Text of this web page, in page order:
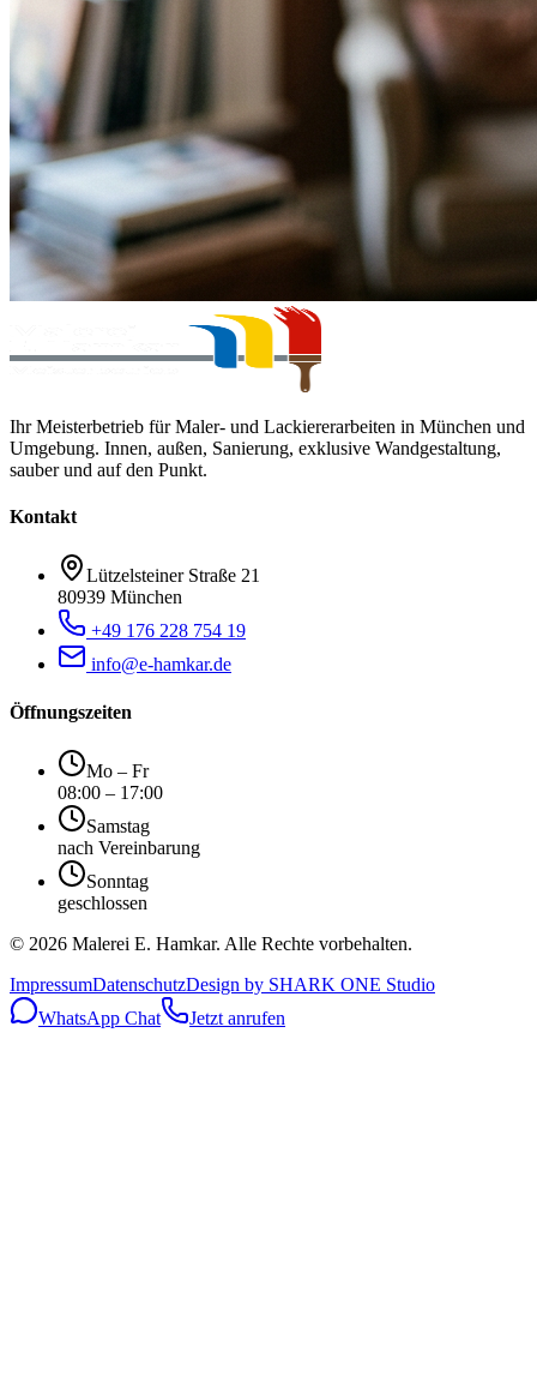
Ihr Meisterbetrieb für Maler- und Lackiererarbeiten in München und
Umgebung. Innen, außen, Sanierung, exklusive Wandgestaltung,
sauber und auf den Punkt.
Kontakt
Lützelsteiner Straße 21
80939 München
+49 176 228 754 19
info@e-hamkar.de
Öffnungszeiten
Mo – Fr
08:00 – 17:00
Samstag
nach Vereinbarung
Sonntag
geschlossen
© 2026 Malerei E. Hamkar. Alle Rechte vorbehalten.
ImpressumDatenschutzDesign by SHARK ONE Studio
WhatsApp Chat
Jetzt anrufen